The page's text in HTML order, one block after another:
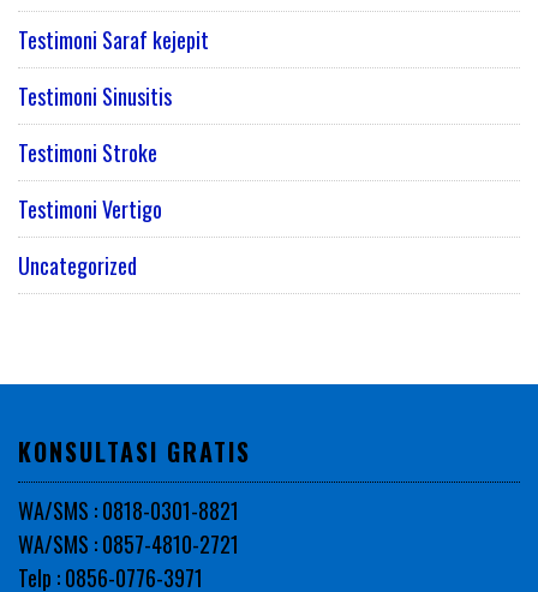
Testimoni Saraf kejepit
Testimoni Sinusitis
Testimoni Stroke
Testimoni Vertigo
Uncategorized
KONSULTASI GRATIS
WA/SMS : 0818-0301-8821
WA/SMS : 0857-4810-2721
Telp : 0856-0776-3971